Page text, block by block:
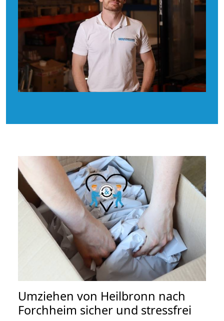
Umziehen von Heilbronn nach
Forchheim sicher und stressfrei